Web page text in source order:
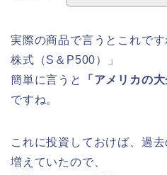
実際の商品で言うとこれで
株式（S＆P500）」
簡単に言うと
「アメリカの
ですね。
これに投資しておけば、過
増えていたので、